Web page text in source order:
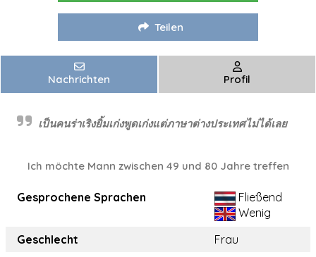
Teilen
Nachrichten Profil
เป็นคนร่าเริงยิ้มเก่งพูดเก่งแต่ภาษาต่างประเทศไม่ได้เลย
Ich möchte Mann zwischen 49 und 80 Jahre treffen
Gesprochene Sprachen
Fließend
Wenig
Geschlecht
Frau